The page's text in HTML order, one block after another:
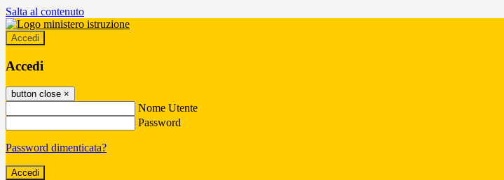
Salta al contenuto
Accedi
Accedi
button close ×
Nome Utente
Password
Password dimenticata?